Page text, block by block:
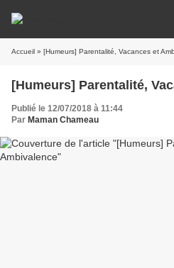
Accueil » [Humeurs] Parentalité, Vacances et
[Humeurs] Parentalité,
Publié le 12/07/2018 à 11:44
Par Maman Chameau